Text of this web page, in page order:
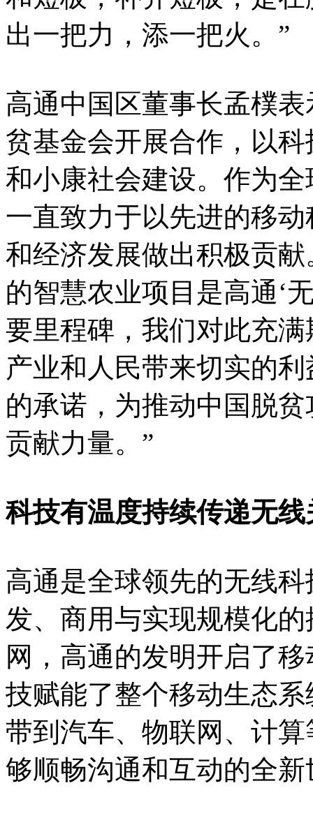
出一把力，添一把火。”
高通中国区董事长孟樸
贫基金会开展合作，以
和小康社会建设。作为
一直致力于以先进的移
和经济发展做出积极贡
的智慧农业项目是高通‘
要里程碑，我们对此充
产业和人民带来切实的
的承诺，为推动中国脱
贡献力量。”
科技有温度持续传递无线
高通是全球领先的无线
发、商用与实现规模化
网，高通的发明开启了
技赋能了整个移动生态
带到汽车、物联网、计
够顺畅沟通和互动的全新